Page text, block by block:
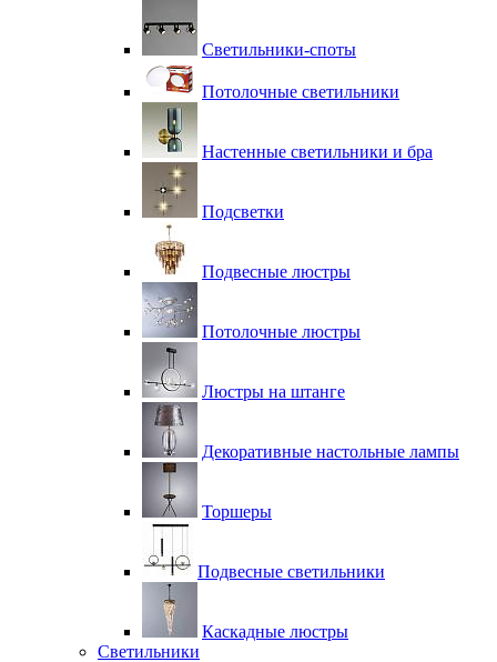
Светильники-споты
Потолочные светильники
Настенные светильники и бра
Подсветки
Подвесные люстры
Потолочные люстры
Люстры на штанге
Декоративные настольные лампы
Торшеры
Подвесные светильники
Каскадные люстры
Светильники